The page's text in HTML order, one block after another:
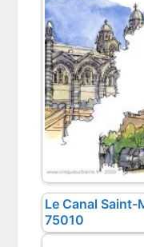
Le Canal Saint-
75010